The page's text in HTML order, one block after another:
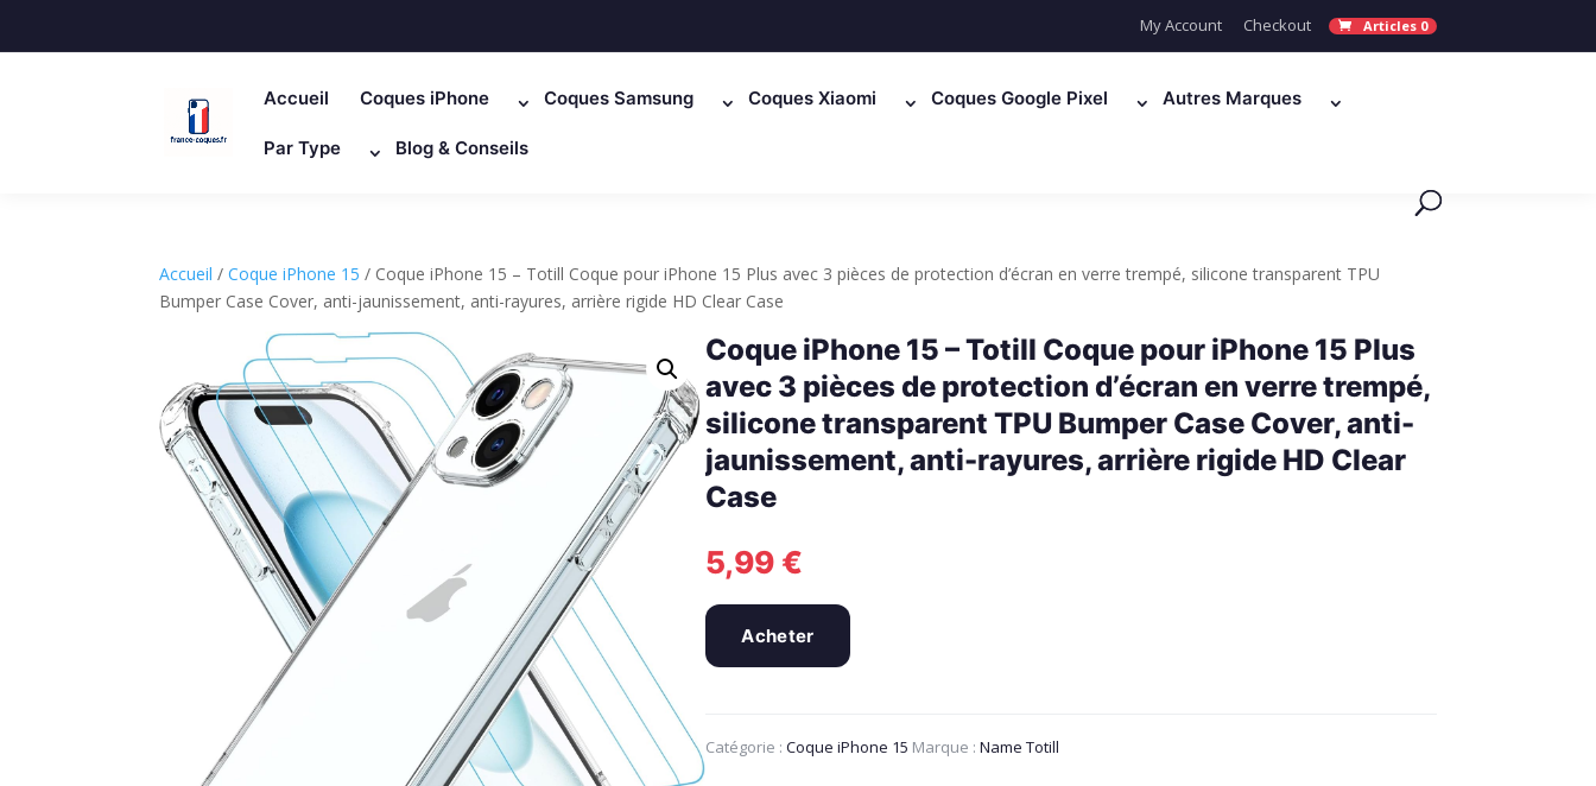
My Account Checkout Articles 0
Accueil Coques iPhone Coques Samsung Coques Xiaomi Coques Google Pixel Autres Marques
Par Type Blog & Conseils
Accueil /Coque iPhone 15 / Coque iPhone 15 – Totill Coque pour iPhone 15 Plus avec 3 pièces de protection d’écran en verre trempé, silicone transparent TPU
Bumper Case Cover, anti-jaunissement, anti-rayures, arrière rigide HD Clear Case
Coque iPhone 15 – Totill Coque pour iPhone 15 Plus
avec 3 pièces de protection d’écran en verre trempé,
silicone transparent TPU Bumper Case Cover, anti-
jaunissement, anti-rayures, arrière rigide HD Clear
Case
5,99 €
Acheter
Catégorie :Coque iPhone 15 Marque :Name Totill